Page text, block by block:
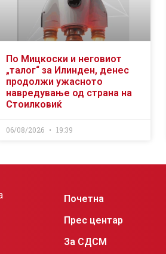
По Мицкоски и неговиот
„талог“ за Илинден, денес
продолжи ужасното
навредување од страна на
Стоилковиќ
06/08/2026 19:39
Почетна
Прес центар
За СДСМ